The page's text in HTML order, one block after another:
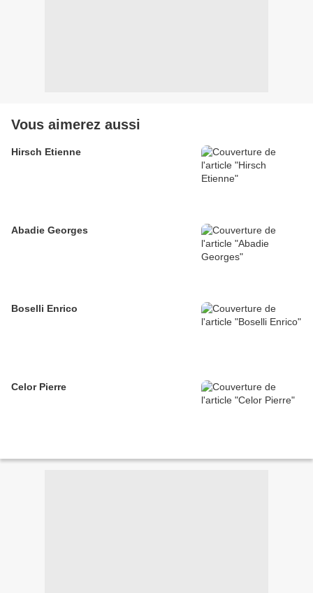
Vous aimerez aussi
Hirsch Etienne
Abadie Georges
Boselli Enrico
Celor Pierre